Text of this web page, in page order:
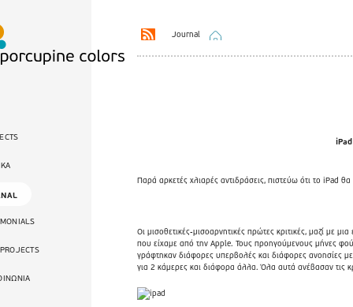
Journal
Παρά αρκετές χλιαρές αντιδράσεις, πιστεύω ότι το iPad
Οι μισοθετικές-μισοαρνητικές πρώτες κριτικές, μαζί με
που είχαμε από την Apple. Τους προηγούμενους μήνες
γράφτηκαν διάφορες υπερβολές και διάφορες ανοησίες
για 2 κάμερες και διάφορα άλλα. Όλα αυτά ανέβασαν